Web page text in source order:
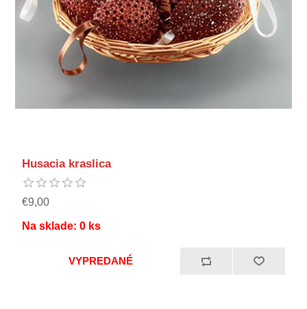
Husacia kraslica
€9,00
Na sklade: 0 ks